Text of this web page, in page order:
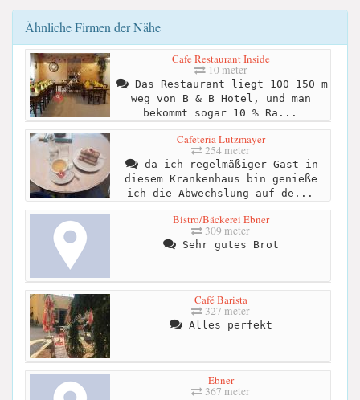
Ähnliche Firmen der Nähe
Cafe Restaurant Inside
10 meter
Das Restaurant liegt 100 150 m
weg von B & B Hotel, und man
bekommt sogar 10 % Ra...
Cafeteria Lutzmayer
254 meter
da ich regelmäßiger Gast in
diesem Krankenhaus bin genieße
ich die Abwechslung auf de...
Bistro/Bäckerei Ebner
309 meter
Sehr gutes Brot
Café Barista
327 meter
Alles perfekt
Ebner
367 meter